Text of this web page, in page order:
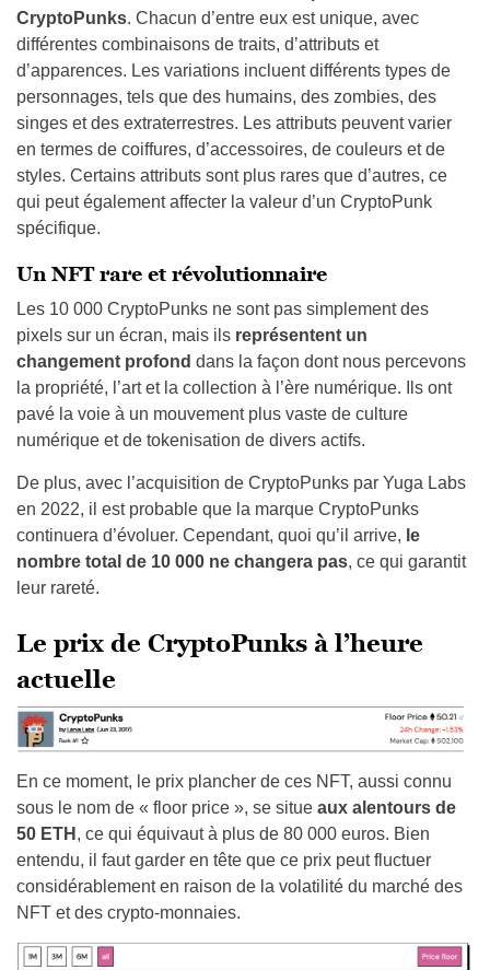
CryptoPunks. Chacun d’entre eux est unique, avec
différentes combinaisons de traits, d’attributs et
d’apparences. Les variations incluent différents types de
personnages, tels que des humains, des zombies, des
singes et des extraterrestres. Les attributs peuvent varier
en termes de coiffures, d’accessoires, de couleurs et de
styles. Certains attributs sont plus rares que d’autres, ce
qui peut également affecter la valeur d’un CryptoPunk
spécifique.
Un NFT rare et révolutionnaire
Les 10 000 CryptoPunks ne sont pas simplement des
pixels sur un écran, mais ils représentent un
changement profond dans la façon dont nous percevons
la propriété, l’art et la collection à l’ère numérique. Ils ont
pavé la voie à un mouvement plus vaste de culture
numérique et de tokenisation de divers actifs.
De plus, avec l’acquisition de CryptoPunks par Yuga Labs
en 2022, il est probable que la marque CryptoPunks
continuera d’évoluer. Cependant, quoi qu’il arrive, le
nombre total de 10 000 ne changera pas, ce qui garantit
leur rareté.
Le prix de CryptoPunks à l’heure
actuelle
En ce moment, le prix plancher de ces NFT, aussi connu
sous le nom de « floor price », se situe aux alentours de
50 ETH , ce qui équivaut à plus de 80 000 euros. Bien
entendu, il faut garder en tête que ce prix peut fluctuer
considérablement en raison de la volatilité du marché des
NFT et des crypto-monnaies.